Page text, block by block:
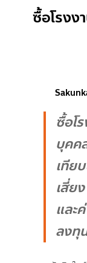
ซื้อโรง
ซื้อโ
บุคค
เทีย
เสี่ย
และ
ลงทุ